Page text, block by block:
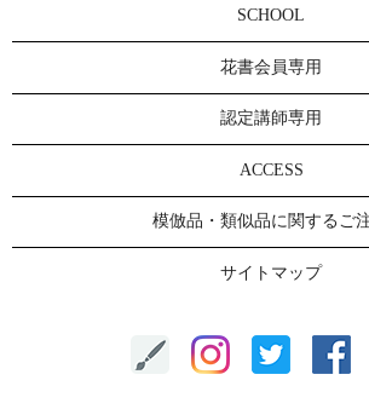
SCHOOL
花書会員専用
認定講師専用
ACCESS
模倣品・類似品に関するご
サイトマップ